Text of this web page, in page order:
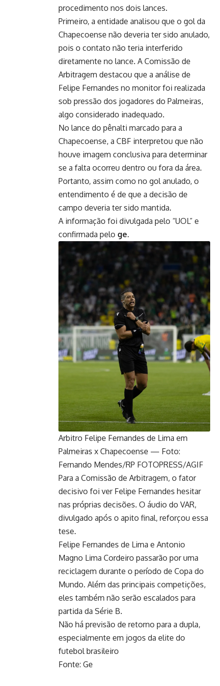
procedimento nos dois lances.
Primeiro, a entidade analisou que o gol da
Chapecoense não deveria ter sido anulado,
pois o contato não teria interferido
diretamente no lance. A Comissão de
Arbitragem destacou que a análise de
Felipe Fernandes no monitor foi realizada
sob pressão dos jogadores do Palmeiras,
algo considerado inadequado.
No lance do pênalti marcado para a
Chapecoense, a CBF interpretou que não
houve imagem conclusiva para determinar
se a falta ocorreu dentro ou fora da área.
Portanto, assim como no gol anulado, o
entendimento é de que a decisão de
campo deveria ter sido mantida.
A informação foi divulgada pelo “UOL” e
confirmada pelo ge.
Arbitro Felipe Fernandes de Lima em
Palmeiras x Chapecoense — Foto:
Fernando Mendes/RP FOTOPRESS/AGIF
Para a Comissão de Arbitragem, o fator
decisivo foi ver Felipe Fernandes hesitar
nas próprias decisões. O áudio do VAR,
divulgado após o apito final, reforçou essa
tese.
Felipe Fernandes de Lima e Antonio
Magno Lima Cordeiro passarão por uma
reciclagem durante o período de Copa do
Mundo. Além das principais competições,
eles também não serão escalados para
partida da Série B.
Não há previsão de retorno para a dupla,
especialmente em jogos da elite do
futebol brasileiro
Fonte: Ge